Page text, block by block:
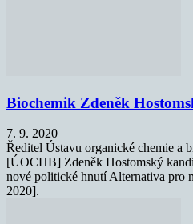
Biochemik Zdeněk
7. 9. 2020
Ředitel Ústavu organické chemie a
[ÚOCHB] Zdeněk Hostomský
nové politické hnutí Alternativa pro
2020].